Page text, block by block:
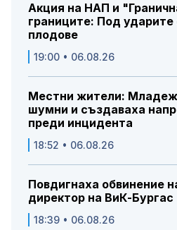
Акция на НАП и
границите: Под ударите
плодове
19:00 • 06.08.26
Местни жители:
шумни и създаваха
преди инцидента
18:52 • 06.08.26
Повдигнаха обвинение
директор на ВиК-Бургас
18:39 • 06.08.26